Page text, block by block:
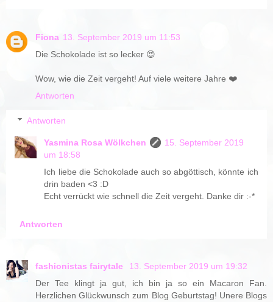
Fiona 13. September 2019 um 11:53
Die Schokolade ist so lecker 😍
Wow, wie die Zeit vergeht! Auf viele weitere Jahre ❤️
Antworten
Antworten
Yasmina Rosa Wölkchen
15. September 2019
um 18:58
Ich liebe die Schokolade auch so abgöttisch, könnte ich
drin baden <3 :D
Echt verrückt wie schnell die Zeit vergeht. Danke dir :-*
Antworten
fashionistas fairytale
13. September 2019 um 19:32
Der Tee klingt ja gut, ich bin ja so ein Macaron Fan.
Herzlichen Glückwunsch zum Blog Geburtstag! Unere Blogs